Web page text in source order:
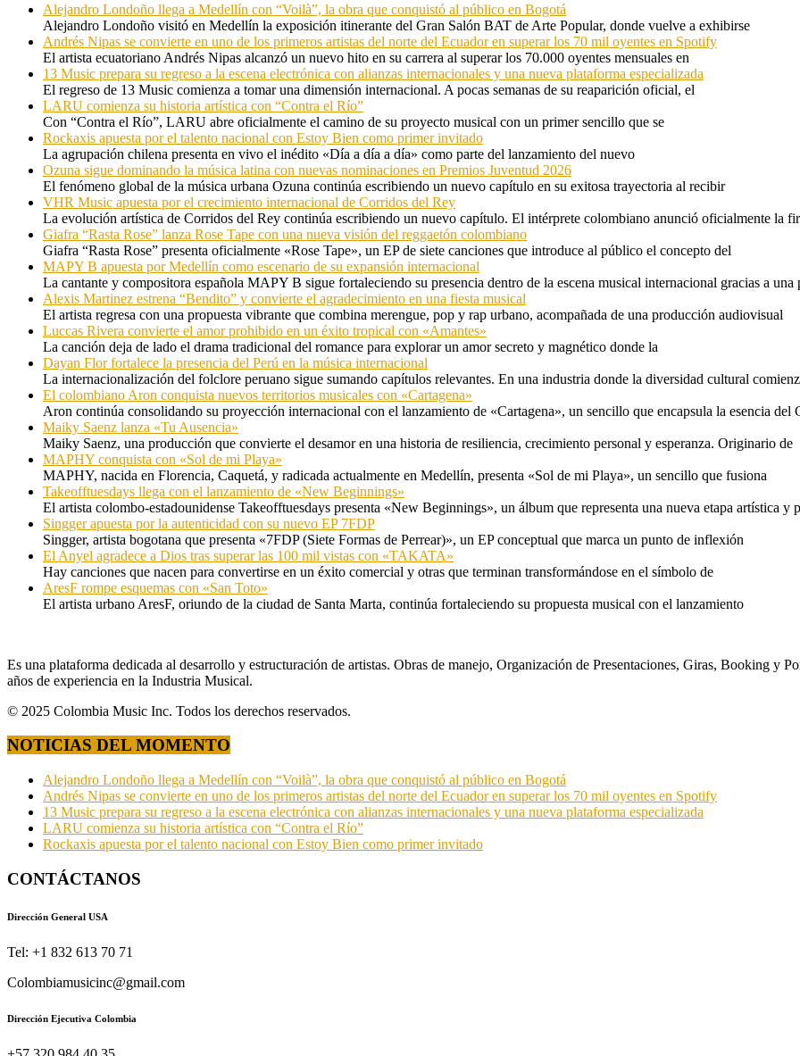
Alejandro Londoño llega a Medellín con “Voilà”, la obra que conquistó al público en Bogotá
Alejandro Londoño visitó en Medellín la exposición itinerante del Gran Salón BAT de Arte Popular, donde vuelve a exhibirse
Andrés Nipas se convierte en uno de los primeros artistas del norte del Ecuador en superar los 70 mil oyentes en Spotify
El artista ecuatoriano Andrés Nipas alcanzó un nuevo hito en su carrera al superar los 70.000 oyentes mensuales en
13 Music prepara su regreso a la escena electrónica con alianzas internacionales y una nueva plataforma especializada
El regreso de 13 Music comienza a tomar una dimensión internacional. A pocas semanas de su reaparición oficial, el
LARU comienza su historia artística con “Contra el Río”
Con “Contra el Río”, LARU abre oficialmente el camino de su proyecto musical con un primer sencillo que se
Rockaxis apuesta por el talento nacional con Estoy Bien como primer invitado
La agrupación chilena presenta en vivo el inédito «Día a día a día» como parte del lanzamiento del nuevo
Ozuna sigue dominando la música latina con nuevas nominaciones en Premios Juventud 2026
El fenómeno global de la música urbana Ozuna continúa escribiendo un nuevo capítulo en su exitosa trayectoria al recibir
VHR Music apuesta por el crecimiento internacional de Corridos del Rey
La evolución artística de Corridos del Rey continúa escribiendo un nuevo capítulo. El intérprete colombiano anunció oficialmente la
Giafra “Rasta Rose” lanza Rose Tape con una nueva visión del reggaetón colombiano
Giafra “Rasta Rose” presenta oficialmente «Rose Tape», un EP de siete canciones que introduce al público el concepto del
MAPY B apuesta por Medellín como escenario de su expansión internacional
La cantante y compositora española MAPY B sigue fortaleciendo su presencia dentro de la escena musical internacional gracias a una
Alexis Martinez estrena “Bendito” y convierte el agradecimiento en una fiesta musical
El artista regresa con una propuesta vibrante que combina merengue, pop y rap urbano, acompañada de una producción audiovisual
Luccas Rivera convierte el amor prohibido en un éxito tropical con «Amantes»
La canción deja de lado el drama tradicional del romance para explorar un amor secreto y magnético donde la
Dayan Flor fortalece la presencia del Perú en la música internacional
La internacionalización del folclore peruano sigue sumando capítulos relevantes. En una industria donde la diversidad cultural
El colombiano Aron conquista nuevos territorios musicales con «Cartagena»
Aron continúa consolidando su proyección internacional con el lanzamiento de «Cartagena», un sencillo que encapsula la esencia del
Maiky Saenz lanza «Tu Ausencia»
Maiky Saenz, una producción que convierte el desamor en una historia de resiliencia, crecimiento personal y esperanza. Originario de
MAPHY conquista con «Sol de mi Playa»
MAPHY, nacida en Florencia, Caquetá, y radicada actualmente en Medellín, presenta «Sol de mi Playa», un sencillo que fusiona
Takeofftuesdays llega con el lanzamiento de «New Beginnings»
El artista colombo-estadounidense Takeofftuesdays presenta «New Beginnings», un álbum que representa una nueva etapa artística y
Singger apuesta por la autenticidad con su nuevo EP 7FDP
Singger, artista bogotana que presenta «7FDP (Siete Formas de Perrear)», un EP conceptual que marca un punto de inflexión
El Anyel agradece a Dios tras superar las 100 mil vistas con «TAKATA»
Hay canciones que nacen para convertirse en un éxito comercial y otras que terminan transformándose en el símbolo de
AresF rompe esquemas con «San Toto»
El artista urbano AresF, oriundo de la ciudad de Santa Marta, continúa fortaleciendo su propuesta musical con el lanzamiento
Es una plataforma dedicada al desarrollo y estructuración de artistas. Obras de manejo, Organización de Presentaciones, Giras, Booking y
años de experiencia en la Industria Musical.
© 2025 Colombia Music Inc. Todos los derechos reservados.
NOTICIAS DEL MOMENTO
Alejandro Londoño llega a Medellín con “Voilà”, la obra que conquistó al público en Bogotá
Andrés Nipas se convierte en uno de los primeros artistas del norte del Ecuador en superar los 70 mil oyentes en Spotify
13 Music prepara su regreso a la escena electrónica con alianzas internacionales y una nueva plataforma especializada
LARU comienza su historia artística con “Contra el Río”
Rockaxis apuesta por el talento nacional con Estoy Bien como primer invitado
CONTÁCTANOS
Dirección General USA
Tel: +1 832 613 70 71
Colombiamusicinc@gmail.com
Dirección Ejecutiva Colombia